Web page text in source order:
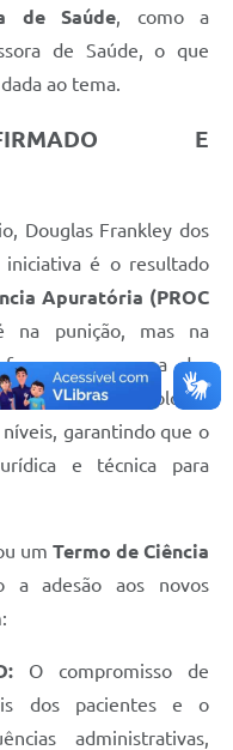
de Saúde, como a
de Saúde, o que
ao tema.
FIRMADO E
Douglas Frankley dos
iniciativa é o resultado
Apuratória (PROC
na punição, mas na
forneceu o mapa das
foi criar protocolos e
garantindo que o
e técnica para
um Termo de Ciência
a adesão aos novos
O compromisso de
dos pacientes e o
administrativas,